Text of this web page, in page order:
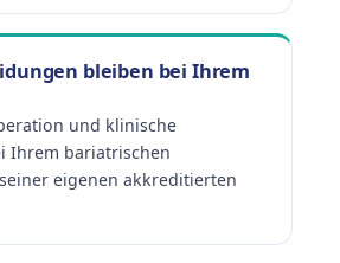
bleiben bei Ihrem
und klinische
Ihrem bariatrischen
eigenen akkreditierten